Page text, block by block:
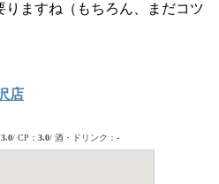
りますね（もちろん、まだコツ
店